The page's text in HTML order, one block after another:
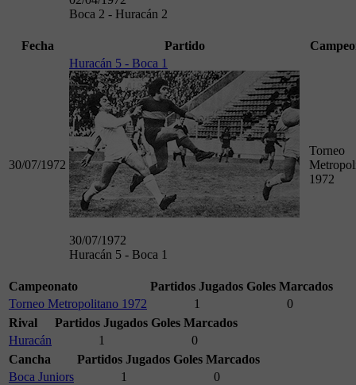
Boca 2 - Huracán 2
Fecha Partido
30/07/1972
Huracán 5 - Boca 1
30/07/1972
Huracán 5 - Boca 1
Torneo
1972
Campeonato Partidos Jugados Goles Marcados
Torneo Metropolitano 1972
1
0
Rival
Partidos Jugados Goles Marcados
Huracán
1
0
Cancha
Partidos Jugados Goles Marcados
Boca Juniors
1
0